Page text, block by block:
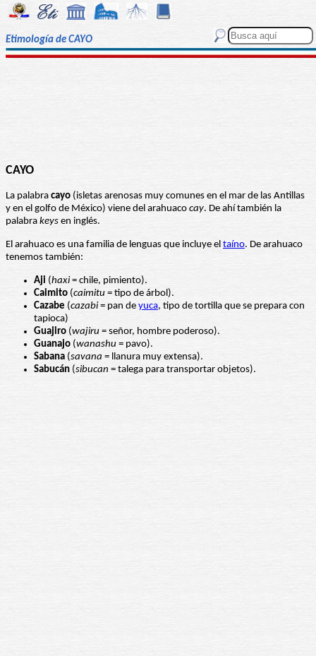
Etimología de CAYO
CAYO
La palabra cayo (isletas arenosas muy comunes en el mar de las Antillas
y en el golfo de México) viene del arahuaco cay. De ahí también la
palabra keys en inglés.
El arahuaco es una familia de lenguas que incluye el taíno. De arahuaco
tenemos también:
Aji (haxi= chile, pimiento).
Caimito (caimitu = tipo de árbol).
Cazabe (cazabi = pan de yuca, tipo de tortilla que se prepara con
tapioca)
Guajiro (wajiru = señor, hombre poderoso).
Guanajo (wanashu = pavo).
Sabana (savana = llanura muy extensa).
Sabucán (sibucan = talega para transportar objetos).